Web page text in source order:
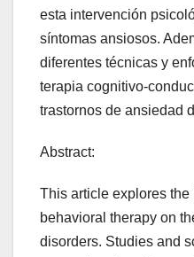
esta intervención
síntomas ansiosos.
diferentes técnicas y
terapia cognitivo-
trastornos de ansiedad
Abstract:
This article explores
behavioral therapy on
disorders. Studies and